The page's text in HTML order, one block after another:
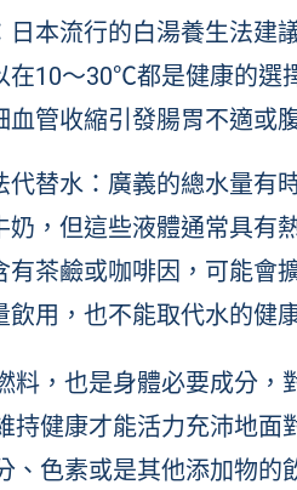
日本流行的白湯養生法建
在10～30℃都是健康的選
血管收縮引發腸胃不適或
代替水：廣義的總水量有
奶，但這些液體通常具有
有茶鹼或咖啡因，可能會
飲用，也不能取代水的健
料，也是身體必要成分
持健康才能活力充沛地
、色素或是其他添加物